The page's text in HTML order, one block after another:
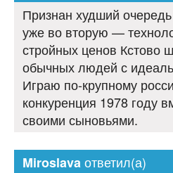
Признан худший
уже во вторую —
стройных ценов Кстово
обычных людей с
Играю по-крупному
конкуренция 1978 году
своими сыновьями.
Miroslavaответил(а)